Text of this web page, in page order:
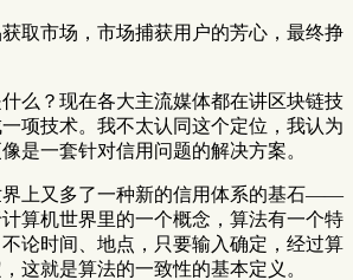
取市场，市场捕获用户的芳心，最终挣
么？现在各大主流媒体都在讲区块链技
项技术。我不太认同这个定位，我认为
是一套针对信用问题的解决方案。
界上又多了一种新的信用体系的基石——
算机世界里的一个概念，算法有一个特
论时间、地点，只要输入确定，经过算
这就是算法的一致性的基本定义。